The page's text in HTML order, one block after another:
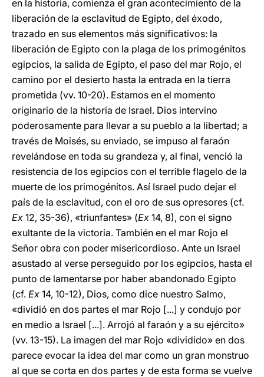
en la historia, comienza el gran acontecimiento de la
liberación de la esclavitud de Egipto, del éxodo,
trazado en sus elementos más significativos: la
liberación de Egipto con la plaga de los primogénitos
egipcios, la salida de Egipto, el paso del mar Rojo, el
camino por el desierto hasta la entrada en la tierra
prometida (vv. 10-20). Estamos en el momento
originario de la historia de Israel. Dios intervino
poderosamente para llevar a su pueblo a la libertad; a
través de Moisés, su enviado, se impuso al faraón
revelándose en toda su grandeza y, al final, venció la
resistencia de los egipcios con el terrible flagelo de la
muerte de los primogénitos. Así Israel pudo dejar el
país de la esclavitud, con el oro de sus opresores (cf.
Ex 12, 35-36), «triunfantes» (Ex 14, 8), con el signo
exultante de la victoria. También en el mar Rojo el
Señor obra con poder misericordioso. Ante un Israel
asustado al verse perseguido por los egipcios, hasta el
punto de lamentarse por haber abandonado Egipto
(cf. Ex 14, 10-12), Dios, como dice nuestro Salmo,
«dividió en dos partes el mar Rojo [...] y condujo por
en medio a Israel [...]. Arrojó al faraón y a su ejército»
(vv. 13-15). La imagen del mar Rojo «dividido» en dos
parece evocar la idea del mar como un gran monstruo
al que se corta en dos partes y de esta forma se vuelve